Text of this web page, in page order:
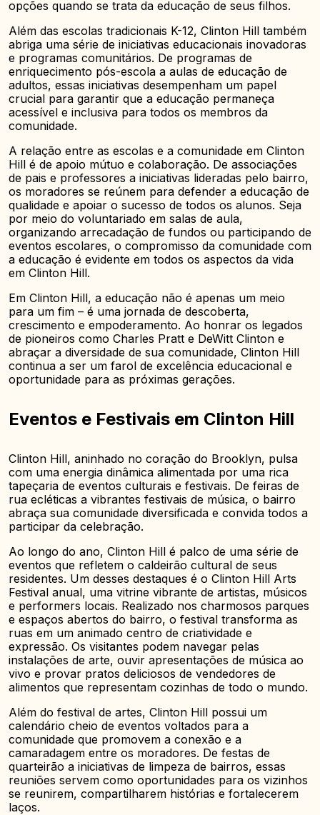
opções quando se trata da educação de seus filhos.
Além das escolas tradicionais K-12, Clinton Hill também
abriga uma série de iniciativas educacionais inovadoras
e programas comunitários. De programas de
enriquecimento pós-escola a aulas de educação de
adultos, essas iniciativas desempenham um papel
crucial para garantir que a educação permaneça
acessível e inclusiva para todos os membros da
comunidade.
A relação entre as escolas e a comunidade em Clinton
Hill é de apoio mútuo e colaboração. De associações
de pais e professores a iniciativas lideradas pelo bairro,
os moradores se reúnem para defender a educação de
qualidade e apoiar o sucesso de todos os alunos. Seja
por meio do voluntariado em salas de aula,
organizando arrecadação de fundos ou participando de
eventos escolares, o compromisso da comunidade com
a educação é evidente em todos os aspectos da vida
em Clinton Hill.
Em Clinton Hill, a educação não é apenas um meio
para um fim – é uma jornada de descoberta,
crescimento e empoderamento. Ao honrar os legados
de pioneiros como Charles Pratt e DeWitt Clinton e
abraçar a diversidade de sua comunidade, Clinton Hill
continua a ser um farol de excelência educacional e
oportunidade para as próximas gerações.
Eventos e Festivais em Clinton Hill
Clinton Hill, aninhado no coração do Brooklyn, pulsa
com uma energia dinâmica alimentada por uma rica
tapeçaria de eventos culturais e festivais. De feiras de
rua ecléticas a vibrantes festivais de música, o bairro
abraça sua comunidade diversificada e convida todos a
participar da celebração.
Ao longo do ano, Clinton Hill é palco de uma série de
eventos que refletem o caldeirão cultural de seus
residentes. Um desses destaques é o Clinton Hill Arts
Festival anual, uma vitrine vibrante de artistas, músicos
e performers locais. Realizado nos charmosos parques
e espaços abertos do bairro, o festival transforma as
ruas em um animado centro de criatividade e
expressão. Os visitantes podem navegar pelas
instalações de arte, ouvir apresentações de música ao
vivo e provar pratos deliciosos de vendedores de
alimentos que representam cozinhas de todo o mundo.
Além do festival de artes, Clinton Hill possui um
calendário cheio de eventos voltados para a
comunidade que promovem a conexão e a
camaradagem entre os moradores. De festas de
quarteirão a iniciativas de limpeza de bairros, essas
reuniões servem como oportunidades para os vizinhos
se reunirem, compartilharem histórias e fortalecerem
laços.